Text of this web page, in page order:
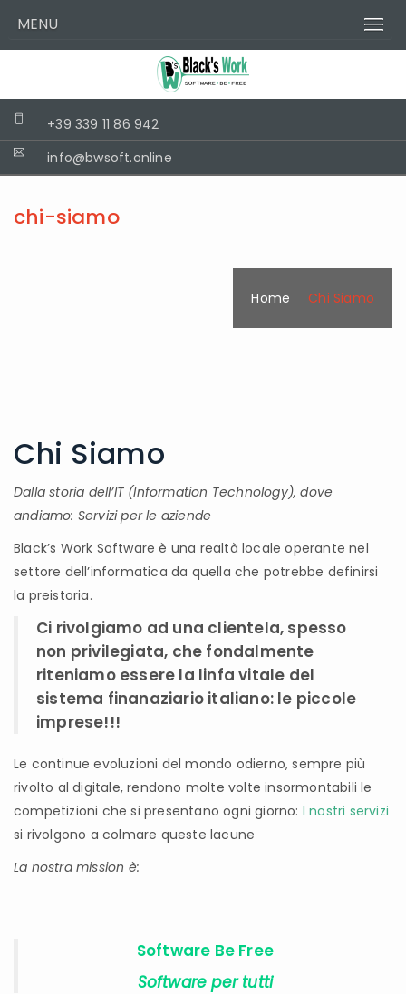
MENU
+39 339 11 86 942
info@bwsoft.online
chi-siamo
Home Chi Siamo
Chi Siamo
Dalla storia dell’IT (Information Technology), dove
andiamo: Servizi per le aziende
Black’s Work Software è una realtà locale operante nel
settore dell’informatica da quella che potrebbe definirsi
la preistoria.
Ci rivolgiamo ad una clientela, spesso
non privilegiata, che fondalmente
riteniamo essere la linfa vitale del
sistema finanaziario italiano: le piccole
imprese!!!
Le continue evoluzioni del mondo odierno, sempre più
rivolto al digitale, rendono molte volte insormontabili le
competizioni che si presentano ogni giorno: I nostri servizi
si rivolgono a colmare queste lacune
La nostra mission è:
Software Be Free
Software per tutti